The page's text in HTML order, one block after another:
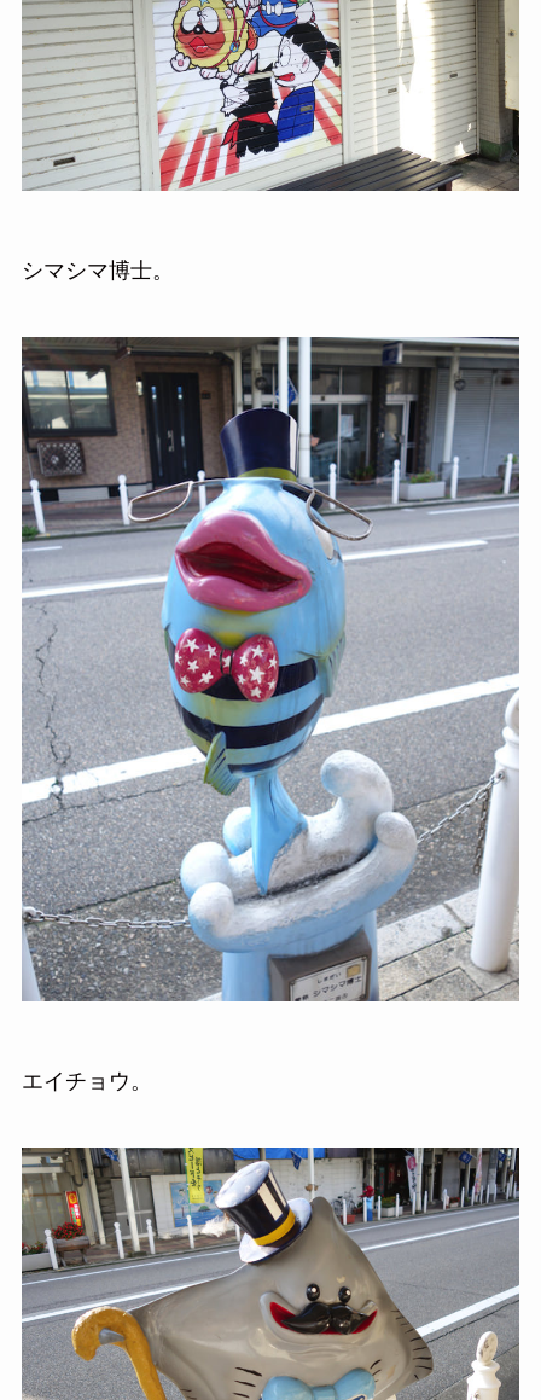
シマシマ博士。
エイチョウ。